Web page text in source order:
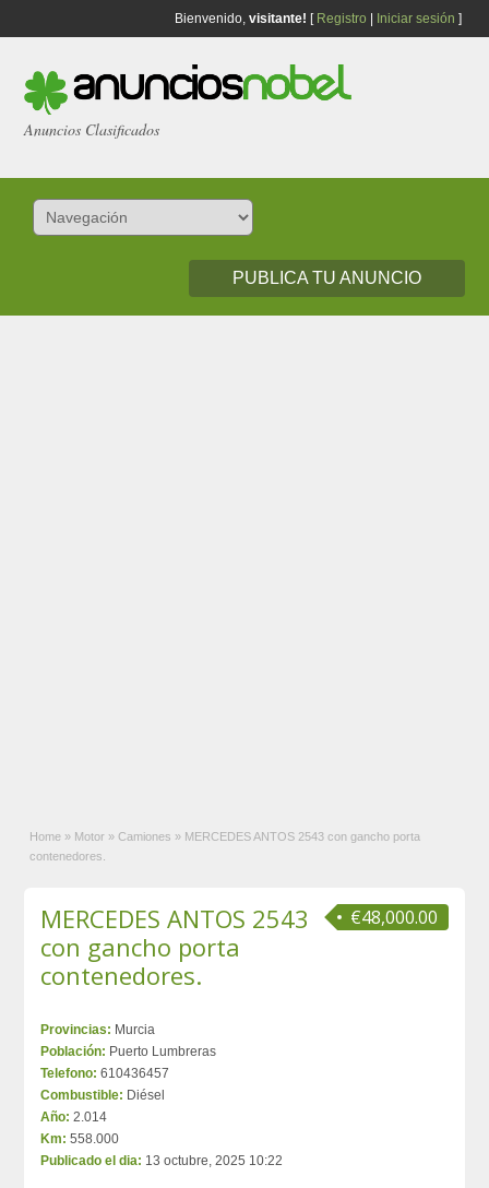
Bienvenido, visitante! [ Registro Iniciar sesión ]
Anuncios Clasificados
PUBLICA TU ANUNCIO
Home » Motor » Camiones » MERCEDES ANTOS 2543 con gancho porta
contenedores.
€48,000.00
MERCEDES ANTOS 2543
con gancho porta
contenedores.
Provincias: Murcia
Población: Puerto Lumbreras
Telefono: 610436457
Combustible: Diésel
Año: 2.014
Km: 558.000
Publicado el dia: 13 octubre, 2025 10:22